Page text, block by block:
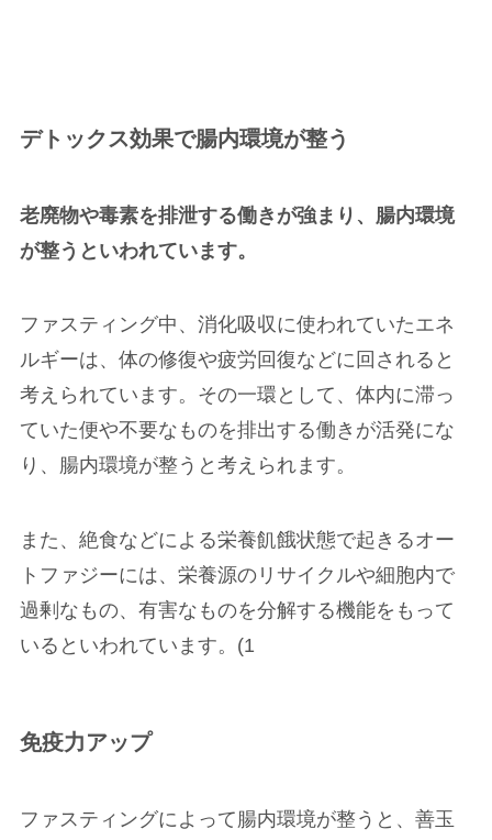
デトックス効果で腸内環境が整う
老廃物や毒素を排泄する働きが強まり、腸内環境
が整うといわれています。
ファスティング中、消化吸収に使われていたエネ
ルギーは、体の修復や疲労回復などに回されると
考えられています。その一環として、体内に滞っ
ていた便や不要なものを排出する働きが活発にな
り、腸内環境が整うと考えられます。
また、絶食などによる栄養飢餓状態で起きるオー
トファジーには、栄養源のリサイクルや細胞内で
過剰なもの、有害なものを分解する機能をもって
いるといわれています。(1
免疫力アップ
ファスティングによって腸内環境が整うと、善玉